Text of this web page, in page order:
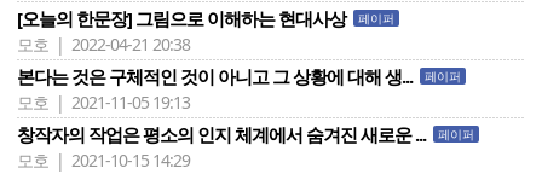
[오늘의 한문장] 그림으로 이해하는 현대사상 페이퍼
모호 | 2022-04-21 20:38
본다는 것은 구체적인 것이 아니고 그 상황에 대해 생... 페이퍼
모호 | 2021-11-05 19:13
창작자의 작업은 평소의 인지 체계에서 숨겨진 새로운 ... 페이퍼
모호 | 2021-10-15 14:29